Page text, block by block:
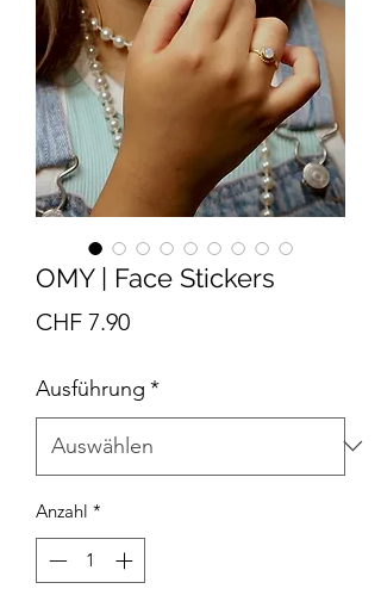
OMY | Face Stickers
CHF 7.90Preis
Ausführung *
Anzahl *